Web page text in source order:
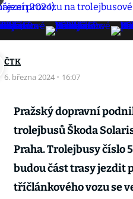
ČTK
6. března 2024 · 16:07
Pražský dopravní
trolejbusů Škoda
Praha. Trolejbusy číslo
budou část trasy jezdit
tříčlánkového vozu se